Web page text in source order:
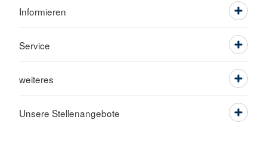
Informieren
Service
weiteres
Unsere Stellenangebote